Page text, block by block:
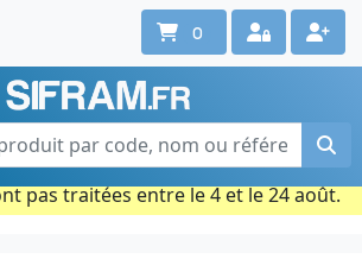
question ? Un conseil ?
nous au 02 40 92 17 71
du lun. au vend. de 08h à 18h
: Les commandes prises par carte
pas traitées entre le 4 et le 24 août.
0